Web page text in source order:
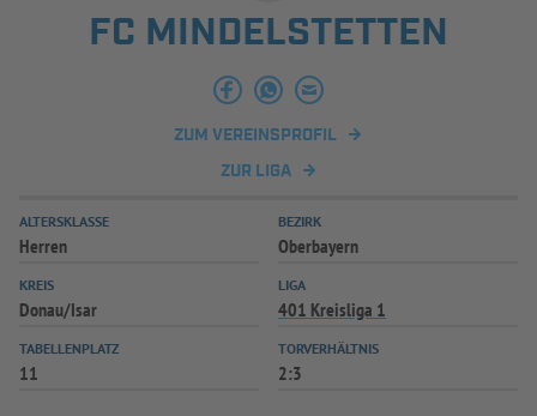
INFOTHEK SPIELPLUS
FC MINDELSTETTEN
ZUM VEREINSPROFIL
ZUR LIGA
ALTERSKLASSE
Herren
BEZIRK
Oberbayern
KREIS
Donau/Isar
LIGA
401 Kreisliga 1
TABELLENPLATZ
11
TORVERHÄLTNIS
2:3